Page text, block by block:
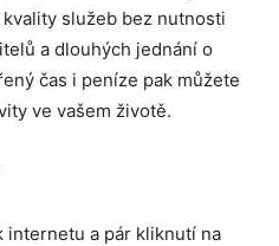
služeb bez nutnosti
a dlouhých jednání o
čas i peníze pak můžete
ve vašem životě.
internetu a pár kliknutí na